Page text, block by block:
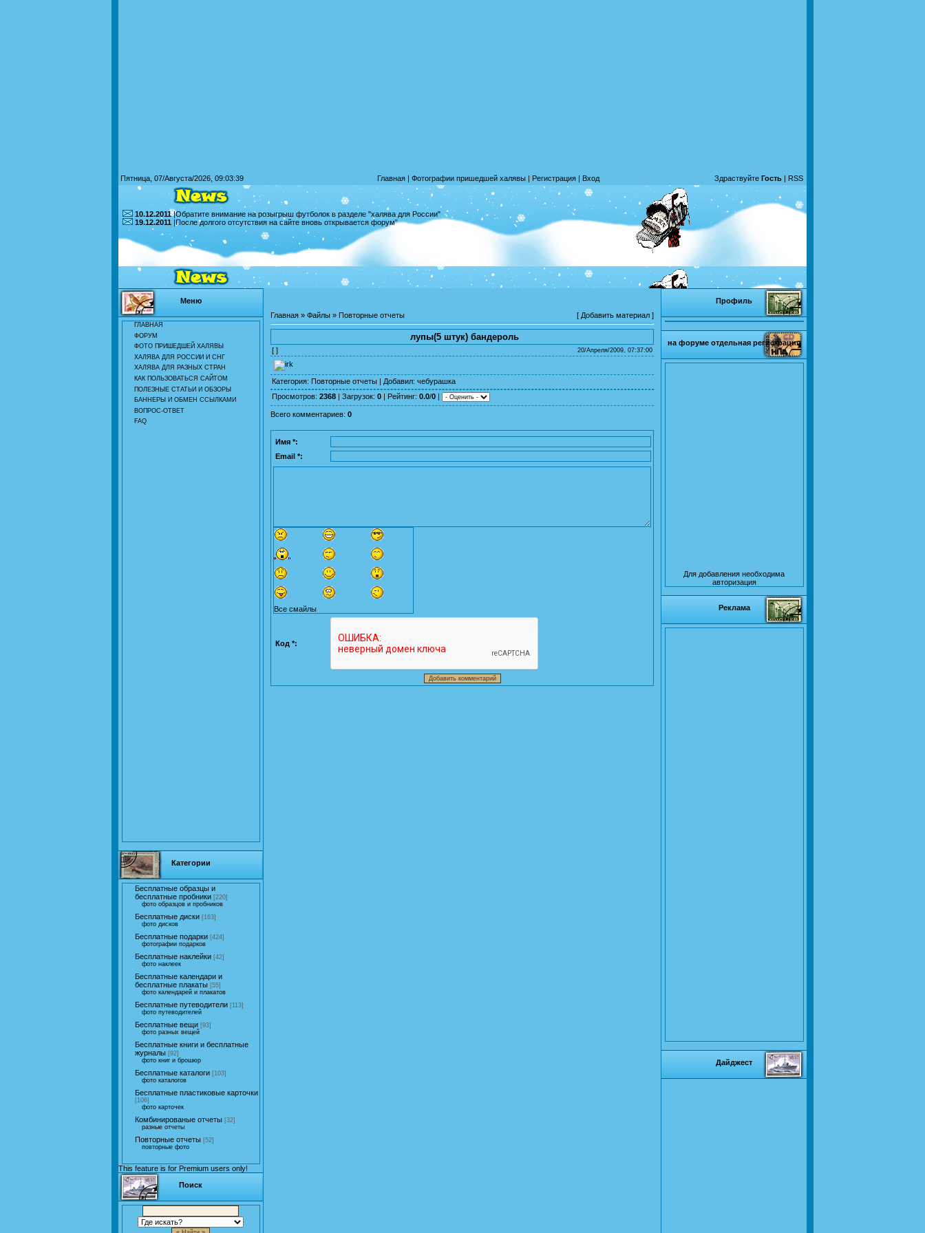
Пятница, 07/Августа/2026, 09:03:39 Главная | Фотографии пришедшей халявы | Регистрация | Вход Здраствуйте Гость | RSS
10.12.2011|Обратите внимание на розыгрыш футболок в разделе "халява для России"
19.12.2011 |После долгого отсутствия на сайте вновь открывается форум"
Меню
ГЛАВНАЯ
ФОРУМ
ФОТО ПРИШЕДШЕЙ ХАЛЯВЫ
ХАЛЯВА ДЛЯ РОССИИ И СНГ
ХАЛЯВА ДЛЯ РАЗНЫХ СТРАН
КАК ПОЛЬЗОВАТЬСЯ САЙТОМ
ПОЛЕЗНЫЕ СТАТЬИ И ОБЗОРЫ
БАННЕРЫ И ОБМЕН ССЫЛКАМИ
ВОПРОС-ОТВЕТ
FAQ
Категории
Бесплатные образцы и
бесплатные пробники [220]
фото образцов и пробников
Бесплатные диски [163]
фото дисков
Бесплатные подарки [424]
фотографии подарков
Бесплатные наклейки [42]
фото наклеек
Бесплатные календари и
бесплатные плакаты [55]
фото календарей и плакатов
Бесплатные путеводители [113]
фото путеводителей
Бесплатные вещи [93]
фото разных вещей
Бесплатные книги и бесплатные
журналы [92]
фото книг и брошюр
Бесплатные каталоги [103]
фото каталогов
Бесплатные пластиковые карточки
[106]
фото карточек
Комбинированые отчеты [32]
разные отчеты
Повторные отчеты [52]
повторные фото
This feature is for Premium users only!
Поиск
Главная » Файлы » Повторные отчеты [ Добавить материал ]
лупы(5 штук) бандероль
[ ] 20/Апреля/2009, 07:37:00
Категория: Повторные отчеты | Добавил: чебурашка
Просмотров: 2368 | Загрузок: 0 | Рейтинг: 0.0/0 |
Всего комментариев: 0
Имя *:
Email *:
Все смайлы
Код *:
Профиль
на форуме отдельная регистрация
Для добавления необходима
авторизация
Реклама
Дайджест